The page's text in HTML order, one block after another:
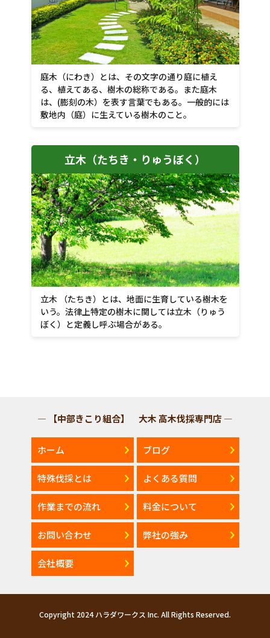
庭木（にわき）とは、その文字の通り庭に植え
る、植えてある、樹木の総称である。また庭木
は、(膨刻の木）を表す言葉でもある。一般的には
敷地内（庭）に生えている樹木のこと。
立木（たちき・りゅうぼく）
立木 （たちき）とは、地面に生育している樹木を
いう。法律上特定の樹木に関しては立木（りゅう
ぼく）と定義し呼ぶ場合がある。
— 【中部きこり組合】 大木 高木伐採専門店 —
ホーム ブログ
特殊伐採とは よくある質問
作業までの流れ 料金について
お問い合わせ 弊社の強み
会社概要
Copyright 2024 ハラダワークス Inc. All Rights Reserved.